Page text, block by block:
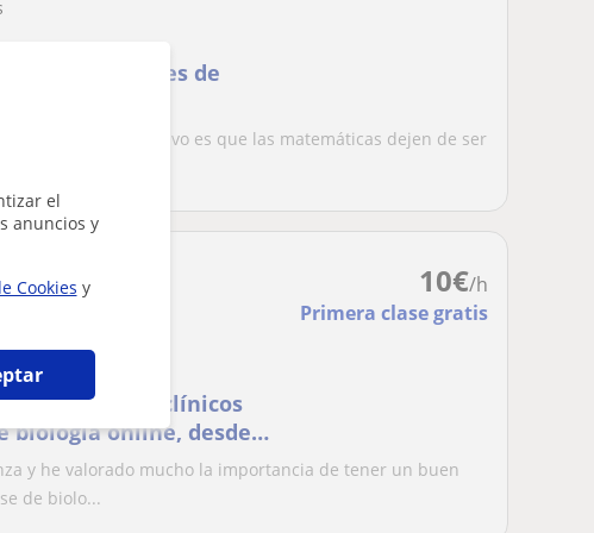
el
anuncios y
Cookies y
a estudiantes de
Granada.Mi objetivo es que las matemáticas dejen de ser
10€/h
Primera clase gratis
en análisis clínicos
biología online, desde
Posible
levante almeriense
Garrucha...)
y he valorado mucho la importancia de tener un buen
de biolo...